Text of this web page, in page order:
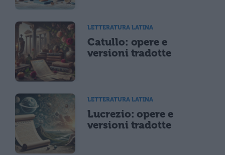
LETTERATURA LATINA
Catullo: opere e
versioni tradotte
LETTERATURA LATINA
Lucrezio: opere e
versioni tradotte